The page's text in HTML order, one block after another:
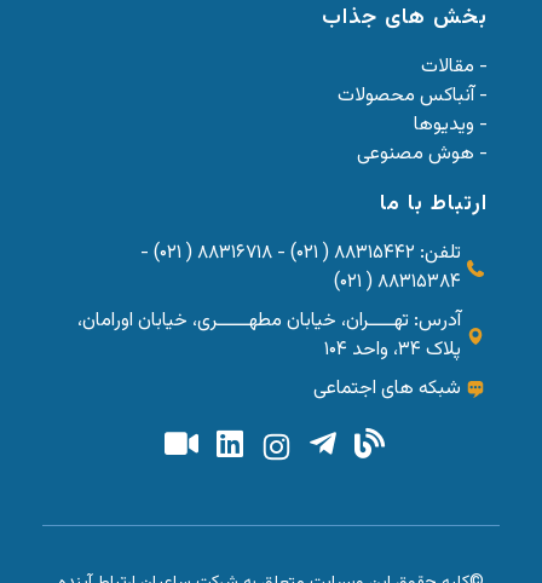
بخش های جذاب
- مقالات
- آنباکس محصولات
- ویدیوها
- هوش مصنوعی
ارتباط با ما
تلفن: ۸۸۳۱۵۴۴۲ ( ۰۲۱) - ۸۸۳۱۶۷۱۸ ( ۰۲۱) -
۸۸۳۱۵۳۸۴ ( ۰۲۱)
آدرس: تهــــران، خیابان مطهـــــری، خیابان اورامان،
پلاک ۳۴، واحد ۱۰۴
شبکه های اجتماعی